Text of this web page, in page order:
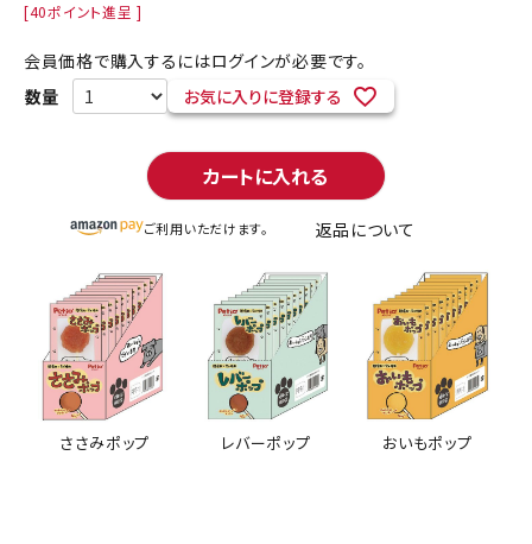
[40ポイント進呈 ]
会員価格で購入するにはログインが必要です。
お気に入りに登録する
カートに入れる
ご利用いただけます。 返品について
ささみポップ レバーポップ おいもポップ